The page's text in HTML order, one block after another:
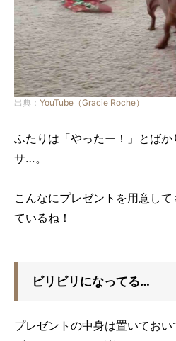
出典： YouTube（Gracie Roche）
ふたりは「やったー！」とば
サ…。
こんなにプレゼントを用意し
ているね！
ビリビリになってる…
プレゼントの中身は置いてお